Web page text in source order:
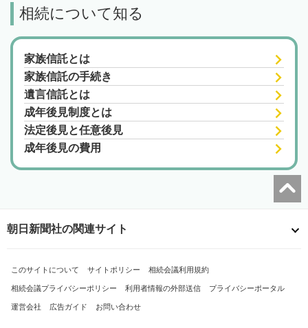
相続について知る
家族信託とは
家族信託の手続き
遺言信託とは
成年後見制度とは
法定後見と任意後見
成年後見の費用
朝日新聞社の関連サイト
このサイトについて サイトポリシー 相続会議利用規約
相続会議プライバシーポリシー 利用者情報の外部送信 プライバシーポータル
運営会社 広告ガイド お問い合わせ